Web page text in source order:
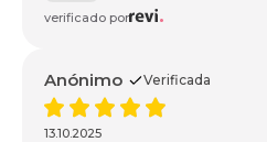
verificado por
Anónimo Verificada
13.10.2025